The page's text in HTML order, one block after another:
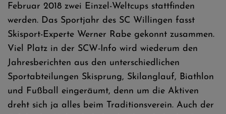
Februar 2018 zwei Einzel-Weltcups stattfinden
werden. Das Sportjahr des SC Willingen fasst
Skisport-Experte Werner Rabe gekonnt zusammen.
Viel Platz in der SCW-Info wird wiederum den
Jahresberichten aus den unterschiedlichen
Sportabteilungen Skisprung, Skilanglauf, Biathlon
und Fußball eingeräumt, denn um die Aktiven
dreht sich ja alles beim Traditionsverein. Auch der